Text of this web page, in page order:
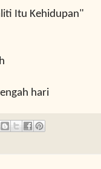
Itu Kehidupan"
hari